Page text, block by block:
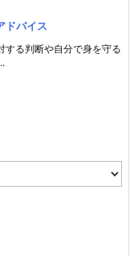
ドバイス
する判断や自分で身を守る